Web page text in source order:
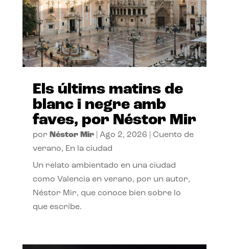
Els últims matins de
blanc i negre amb
faves, por Néstor Mir
por Néstor Mir| Ago 2, 2026
Cuento de
verano, En la ciudad
Un relato ambientado en una ciudad
como Valencia en verano, por un autor,
Néstor Mir, que conoce bien sobre lo
que escribe.